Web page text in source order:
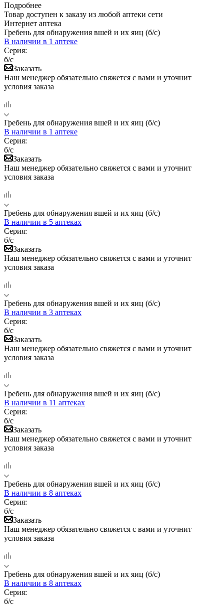
Подробнее
Товар доступен к заказу из любой аптеки сети
Интернет аптека
Гребень для обнаружения вшей и их яиц (б/с)
В наличии в 1 аптеке
Серия:
б/с
Заказать
Наш менеджер обязательно свяжется с вами и уточнит
условия заказа
Гребень для обнаружения вшей и их яиц (б/с)
В наличии в 1 аптеке
Серия:
б/с
Заказать
Наш менеджер обязательно свяжется с вами и уточнит
условия заказа
Гребень для обнаружения вшей и их яиц (б/с)
В наличии в 5 аптеках
Серия:
б/с
Заказать
Наш менеджер обязательно свяжется с вами и уточнит
условия заказа
Гребень для обнаружения вшей и их яиц (б/с)
В наличии в 3 аптеках
Серия:
б/с
Заказать
Наш менеджер обязательно свяжется с вами и уточнит
условия заказа
Гребень для обнаружения вшей и их яиц (б/с)
В наличии в 11 аптеках
Серия:
б/с
Заказать
Наш менеджер обязательно свяжется с вами и уточнит
условия заказа
Гребень для обнаружения вшей и их яиц (б/с)
В наличии в 8 аптеках
Серия:
б/с
Заказать
Наш менеджер обязательно свяжется с вами и уточнит
условия заказа
Гребень для обнаружения вшей и их яиц (б/с)
В наличии в 8 аптеках
Серия:
б/с